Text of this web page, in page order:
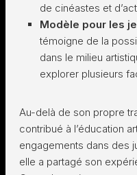
de cinéastes et
Modèle pour les
témoigne de la
dans le milieu
explorer plusieurs
Au-delà de son propre
contribué à l’éducation
engagements dans des
elle a partagé son